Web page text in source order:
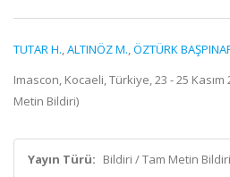
TUTAR H.,ALTINÖZ M.,ÖZTÜRK
Imascon, Kocaeli, Türkiye, 23 - 25 Kasım
Metin Bildiri)
Yayın Türü: Bildiri / Tam Metin Bildiri